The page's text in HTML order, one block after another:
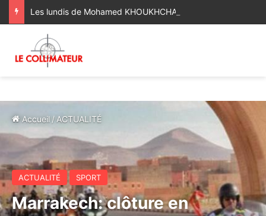
Accueil / ACTUALITÉ
ACTUALITÉ SPORT
Marrakech: clôture en